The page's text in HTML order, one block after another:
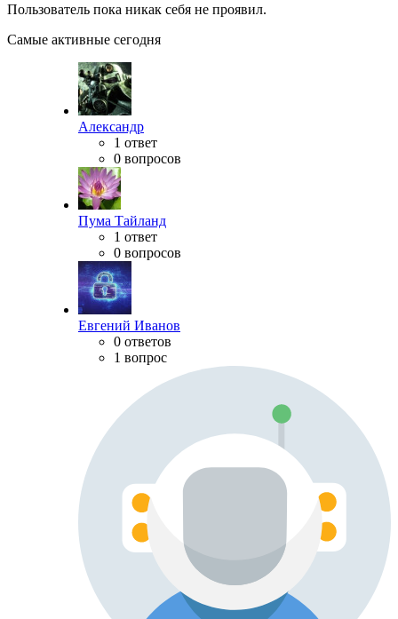
Пользователь пока никак себя не проявил.
Самые активные сегодня
Александр
1 ответ
0 вопросов
Пума Тайланд
1 ответ
0 вопросов
Евгений Иванов
0 ответов
1 вопрос